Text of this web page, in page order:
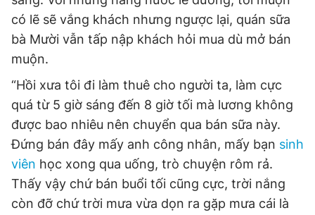
có lẽ sẽ vắng khách nhưng ngược lại, quán sữa
bà Mười vẫn tấp nập khách hỏi mua dù mở bán
muộn.
“Hồi xưa tôi đi làm thuê cho người ta, làm cực
quá từ 5 giờ sáng đến 8 giờ tối mà lương không
được bao nhiêu nên chuyển qua bán sữa này.
Đứng bán đây mấy anh công nhân, mấy bạn sinh
viên học xong qua uống, trò chuyện rôm rả.
Thấy vậy chứ bán buổi tối cũng cực, trời nắng
còn đỡ chứ trời mưa vừa dọn ra gặp mưa cái là